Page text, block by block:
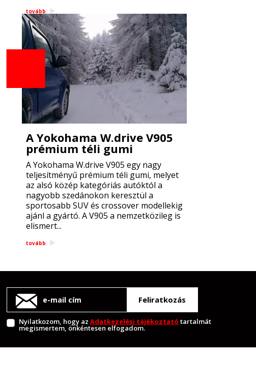
tovább
A Yokohama W.drive V905
prémium téli gumi
A Yokohama W.drive V905 egy nagy
teljesítményű prémium téli gumi, melyet
az alsó közép kategóriás autóktól a
nagyobb szedánokon keresztül a
sportosabb SUV és crossover modellekig
ajánl a gyártó. A V905 a nemzetközileg is
elismert...
tovább
Feliratkozás
Nyilatkozom, hogy az Adatkezelési tájékoztató tartalmát
megismertem, önkéntesen elfogadom.